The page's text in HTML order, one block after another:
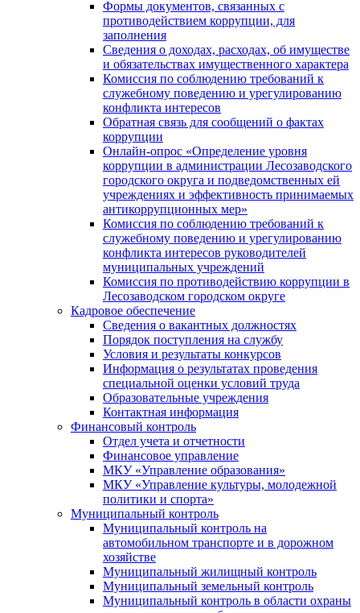
Формы документов, связанных с
противодействием коррупции, для
заполнения
Сведения о доходах, расходах, об имуществе
и обязательствах имущественного характера
Комиссия по соблюдению требований к
служебному поведению и урегулированию
конфликта интересов
Обратная связь для сообщений о фактах
коррупции
Онлайн-опрос «Определение уровня
коррупции в администрации Лесозаводского
городского округа и подведомственных ей
учреждениях и эффективность принимаемых
антикоррупционных мер»
Комиссия по соблюдению требований к
служебному поведению и урегулированию
конфликта интересов руководителей
муниципальных учреждений
Комиссия по противодействию коррупции в
Лесозаводском городском округе
Кадровое обеспечение
Сведения о вакантных должностях
Порядок поступления на службу
Условия и результаты конкурсов
Информация о результатах проведения
специальной оценки условий труда
Образовательные учреждения
Контактная информация
Финансовый контроль
Отдел учета и отчетности
Финансовое управление
МКУ «Управление образования»
МКУ «Управление культуры, молодежной
политики и спорта»
Муниципальный контроль
Муниципальный контроль на
автомобильном транспорте и в дорожном
хозяйстве
Муниципальный жилищный контроль
Муниципальный земельный контроль
Муниципальный контроль в области охраны